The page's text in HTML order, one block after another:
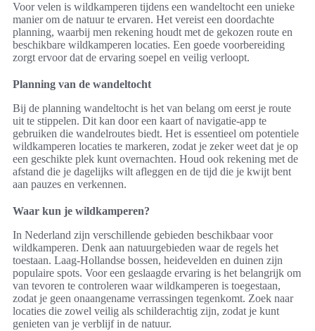
Voor velen is wildkamperen tijdens een wandeltocht een unieke
manier om de natuur te ervaren. Het vereist een doordachte
planning, waarbij men rekening houdt met de gekozen route en
beschikbare wildkamperen locaties. Een goede voorbereiding
zorgt ervoor dat de ervaring soepel en veilig verloopt.
Planning van de wandeltocht
Bij de planning wandeltocht is het van belang om eerst je route
uit te stippelen. Dit kan door een kaart of navigatie-app te
gebruiken die wandelroutes biedt. Het is essentieel om potentiele
wildkamperen locaties te markeren, zodat je zeker weet dat je op
een geschikte plek kunt overnachten. Houd ook rekening met de
afstand die je dagelijks wilt afleggen en de tijd die je kwijt bent
aan pauzes en verkennen.
Waar kun je wildkamperen?
In Nederland zijn verschillende gebieden beschikbaar voor
wildkamperen. Denk aan natuurgebieden waar de regels het
toestaan. Laag-Hollandse bossen, heidevelden en duinen zijn
populaire spots. Voor een geslaagde ervaring is het belangrijk om
van tevoren te controleren waar wildkamperen is toegestaan,
zodat je geen onaangename verrassingen tegenkomt. Zoek naar
locaties die zowel veilig als schilderachtig zijn, zodat je kunt
genieten van je verblijf in de natuur.